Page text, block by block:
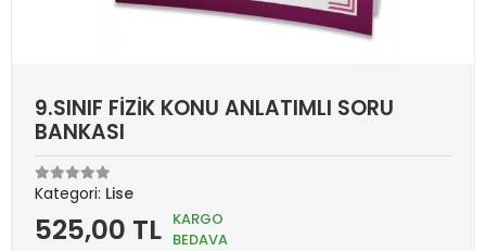
9.SINIF FİZİK KONU ANLATIMLI SORU
BANKASI
Kategori: Lise
525,00 TL KARGO
BEDAVA